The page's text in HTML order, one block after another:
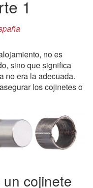
1
no es
sino que significa
no era la adecuada.
los cojinetes o
cojinete